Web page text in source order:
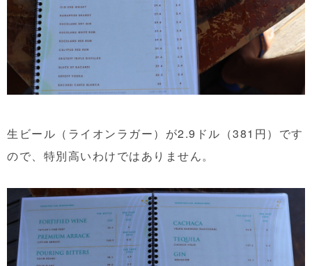
生ビール（ライオンラガー）が2.9ドル（381円）です
ので、特別高いわけではありません。